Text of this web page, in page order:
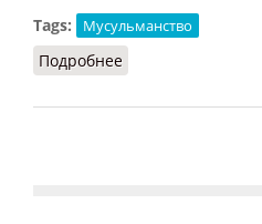
Tags:
Мусульманство
Подробнее